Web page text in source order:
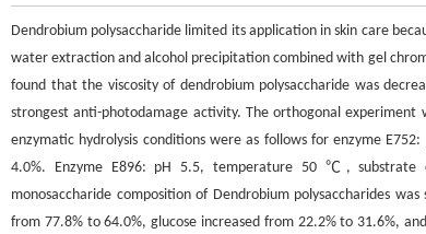
Dendrobium polysaccharide limited its application in skin care
water extraction and alcohol precipitation combined with gel
found that the viscosity of dendrobium polysaccharide was
strongest anti-photodamage activity. The orthogonal
enzymatic hydrolysis conditions were as follows for enzyme
4.0%. Enzyme E896: pH 5.5, temperature 50 ℃, substrate
monosaccharide composition of Dendrobium polysaccharides
from 77.8% to 64.0%, glucose increased from 22.2% to 31.6%,